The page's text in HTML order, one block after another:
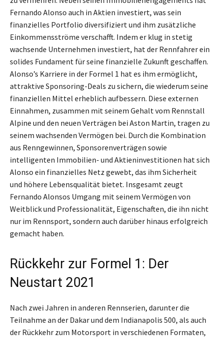
Fernando Alonso auch in Aktien investiert, was sein
finanzielles Portfolio diversifiziert und ihm zusätzliche
Einkommensströme verschafft. Indem er klug in stetig
wachsende Unternehmen investiert, hat der Rennfahrer ein
solides Fundament für seine finanzielle Zukunft geschaffen.
Alonso’s Karriere in der Formel 1 hat es ihm ermöglicht,
attraktive Sponsoring-Deals zu sichern, die wiederum seine
finanziellen Mittel erheblich aufbessern. Diese externen
Einnahmen, zusammen mit seinem Gehalt vom Rennstall
Alpine und den neuen Verträgen bei Aston Martin, tragen zu
seinem wachsenden Vermögen bei. Durch die Kombination
aus Renngewinnen, Sponsorenverträgen sowie
intelligenten Immobilien- und Aktieninvestitionen hat sich
Alonso ein finanzielles Netz gewebt, das ihm Sicherheit
und höhere Lebensqualität bietet. Insgesamt zeugt
Fernando Alonsos Umgang mit seinem Vermögen von
Weitblick und Professionalität, Eigenschaften, die ihn nicht
nur im Rennsport, sondern auch darüber hinaus erfolgreich
gemacht haben.
Rückkehr zur Formel 1: Der
Neustart 2021
Nach zwei Jahren in anderen Rennserien, darunter die
Teilnahme an der Dakar und dem Indianapolis 500, als auch
der Rückkehr zum Motorsport in verschiedenen Formaten,